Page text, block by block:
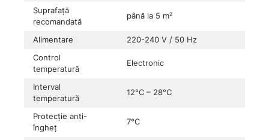
Suprafață
recomandată
până la 5 m²
Alimentare
220-240 V / 50 Hz
Control
temperatură
Electronic
Interval
temperatură
12°C – 28°C
Protecție anti-
îngheț
7°C